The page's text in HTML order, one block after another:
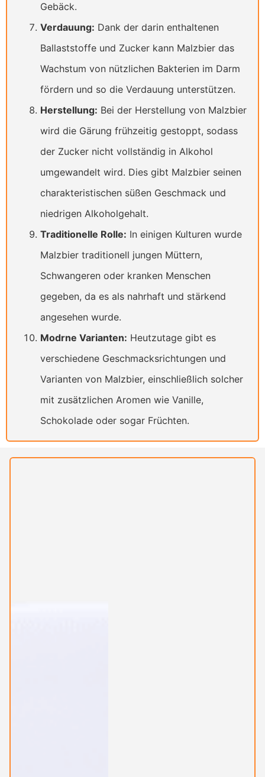
Gebäck.
Verdauung: Dank der darin enthaltenen
Ballaststoffe und Zucker kann Malzbier das
Wachstum von nützlichen Bakterien im Darm
fördern und so die Verdauung unterstützen.
Herstellung: Bei der Herstellung von Malzbier
wird die Gärung frühzeitig gestoppt, sodass
der Zucker nicht vollständig in Alkohol
umgewandelt wird. Dies gibt Malzbier seinen
charakteristischen süßen Geschmack und
niedrigen Alkoholgehalt.
Traditionelle Rolle: In einigen Kulturen wurde
Malzbier traditionell jungen Müttern,
Schwangeren oder kranken Menschen
gegeben, da es als nahrhaft und stärkend
angesehen wurde.
Modrne Varianten: Heutzutage gibt es
verschiedene Geschmacksrichtungen und
Varianten von Malzbier, einschließlich solcher
mit zusätzlichen Aromen wie Vanille,
Schokolade oder sogar Früchten.